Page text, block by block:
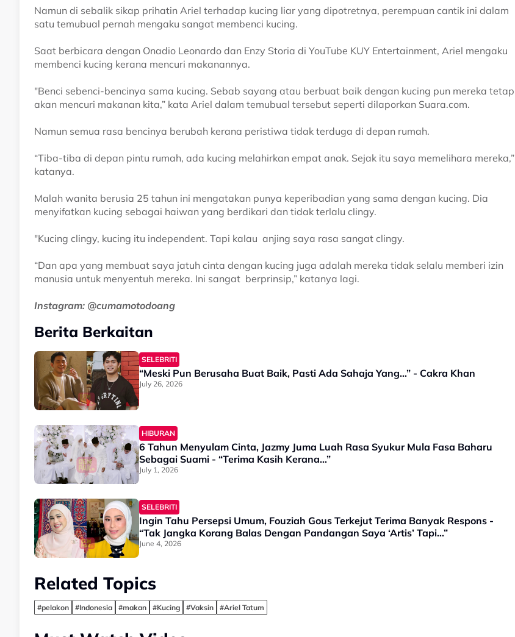
Namun di sebalik sikap prihatin Ariel terhadap kucing liar yang dipotretnya, perempuan cantik ini dalam
satu temubual pernah mengaku sangat membenci kucing.
Saat berbicara dengan Onadio Leonardo dan Enzy Storia di YouTube KUY Entertainment, Ariel mengaku
membenci kucing kerana mencuri makanannya.
"Benci sebenci-bencinya sama kucing. Sebab sayang atau berbuat baik dengan kucing pun mereka tetap
akan mencuri makanan kita,” kata Ariel dalam temubual tersebut seperti dilaporkan Suara.com.
Namun semua rasa bencinya berubah kerana peristiwa tidak terduga di depan rumah.
“Tiba-tiba di depan pintu rumah, ada kucing melahirkan empat anak. Sejak itu saya memelihara mereka,”
katanya.
Malah wanita berusia 25 tahun ini mengatakan punya keperibadian yang sama dengan kucing. Dia
menyifatkan kucing sebagai haiwan yang berdikari dan tidak terlalu clingy.
"Kucing clingy, kucing itu independent. Tapi kalau anjing saya rasa sangat clingy.
“Dan apa yang membuat saya jatuh cinta dengan kucing juga adalah mereka tidak selalu memberi izin
manusia untuk menyentuh mereka. Ini sangat berprinsip,” katanya lagi.
Instagram: @cumamotodoang
Berita Berkaitan
SELEBRITI
“Meski Pun Berusaha Buat Baik, Pasti Ada Sahaja Yang…” - Cakra Khan
July 26, 2026
HIBURAN
6 Tahun Menyulam Cinta, Jazmy Juma Luah Rasa Syukur Mula Fasa Baharu
Sebagai Suami - “Terima Kasih Kerana…”
July 1, 2026
SELEBRITI
Ingin Tahu Persepsi Umum, Fouziah Gous Terkejut Terima Banyak Respons -
“Tak Jangka Korang Balas Dengan Pandangan Saya ‘Artis’ Tapi…”
June 4, 2026
Related Topics
#pelakon #Indonesia #makan #Kucing #Vaksin #Ariel Tatum